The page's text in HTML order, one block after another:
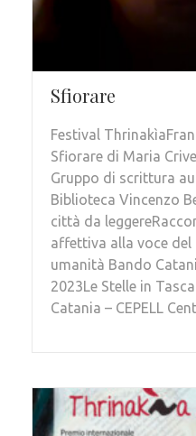
Sfiorare
Festival
Sfiorare di Maria
Gruppo di scrittura
Biblioteca Vincenzo
città da
affettiva alla voce del
umanità Bando
2023Le Stelle in
Catania – CEPELL